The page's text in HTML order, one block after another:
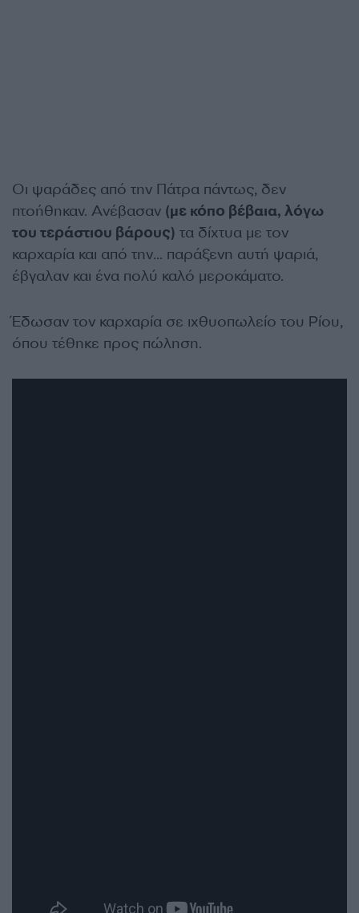
Οι ψαράδες από την Πάτρα πάντως, δεν
πτοήθηκαν. Ανέβασαν (με κόπο βέβαια, λόγω
του τεράστιου βάρους) τα δίχτυα με τον
καρχαρία και από την… παράξενη αυτή ψαριά,
έβγαλαν και ένα πολύ καλό μεροκάματο.
Έδωσαν τον καρχαρία σε ιχθυοπωλείο του Ρίου,
όπου τέθηκε προς πώληση.